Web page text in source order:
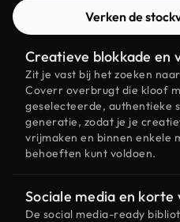
Verken de
Creatieve blokkade en
Zit je vast bij het zoeken
Coverr overbrugt die kloof
geselecteerde, authentieke
generatie, zodat je je
vrijmaken en binnen enkele
behoeften kunt voldoen.
Sociale media en korte
De social media-ready